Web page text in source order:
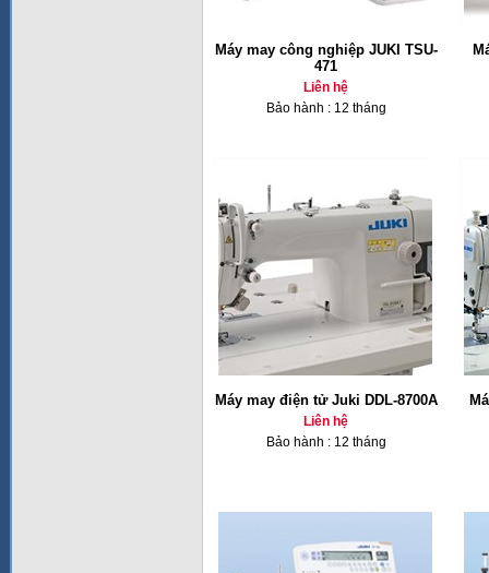
Máy may công nghiệp JUKI TSU-
471
Liên hệ
Bảo hành : 12 tháng
Máy may điện tử Juki DDL-8700A
Liên hệ
Bảo hành : 12 tháng